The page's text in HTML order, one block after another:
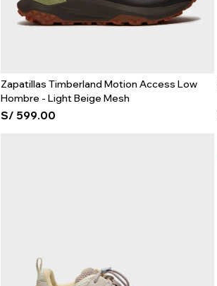
Zapatillas Timberland Motion Access Low
Hombre - Light Beige Mesh
S/ 599.00